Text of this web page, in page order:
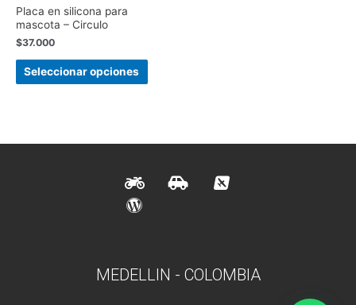
Placa en silicona para
mascota – Circulo
$37.000
Seleccionar opciones
MEDELLIN - COLOMBIA